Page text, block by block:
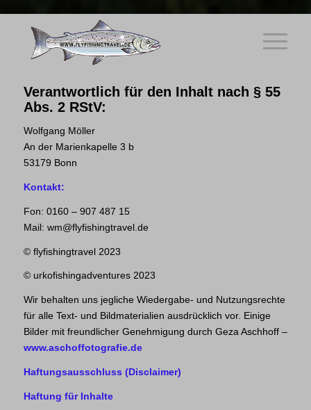
Verantwortlich für den Inhalt nach § 55
Abs. 2 RStV:
Wolfgang Möller
An der Marienkapelle 3 b
53179 Bonn
Kontakt:
Fon: 0160 – 907 487 15
Mail: wm@flyfishingtravel.de
© flyfishingtravel 2023
© urkofishingadventures 2023
Wir behalten uns jegliche Wiedergabe- und Nutzungsrechte
für alle Text- und Bildmaterialien ausdrücklich vor. Einige
Bilder mit freundlicher Genehmigung durch Geza Aschhoff –
www.aschoffotografie.de
Haftungsausschluss (Disclaimer)
Haftung für Inhalte